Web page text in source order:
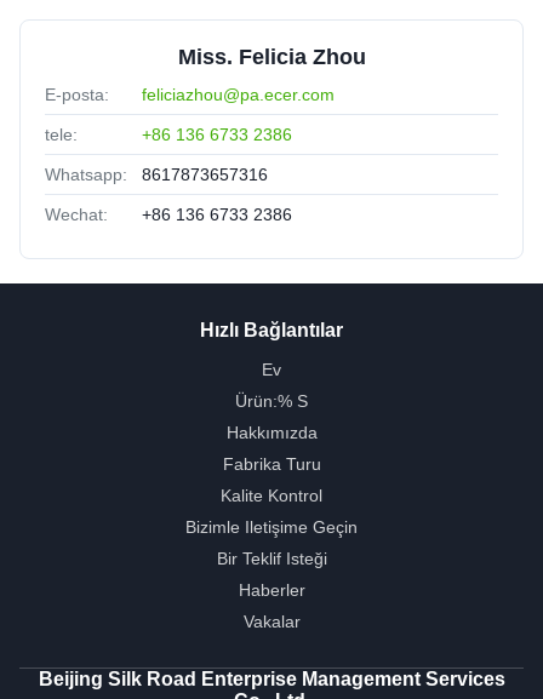
Miss. Felicia Zhou
E-posta: feliciazhou@pa.ecer.com
tele: +86 136 6733 2386
Whatsapp: 8617873657316
Wechat: +86 136 6733 2386
Hızlı Bağlantılar
Ev
Ürün:% S
Hakkımızda
Fabrika Turu
Kalite Kontrol
Bizimle Iletişime Geçin
Bir Teklif Isteği
Haberler
Vakalar
Beijing Silk Road Enterprise Management Services